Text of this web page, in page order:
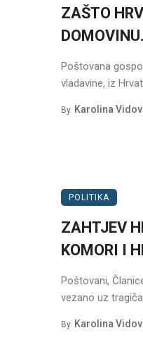
ZAŠTO
Poštovana
vladavine, iz
By Karolina
POLITIKA
ZAHTJEV
KOMORI I
Poštovani,
vezano uz
By Karolina